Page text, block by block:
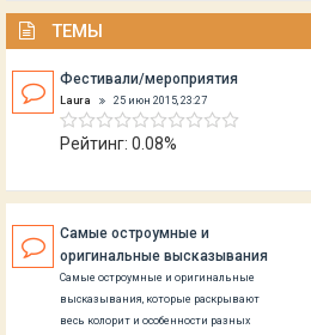
ТЕМЫ
Фестивали/мероприятия
Laura 25 июн 2015, 23:27
Рейтинг: 0.08%
Самые остроумные и
оригинальные высказывания
Самые остроумные и оригинальные
высказывания, которые раскрывают
весь колорит и особенности разных